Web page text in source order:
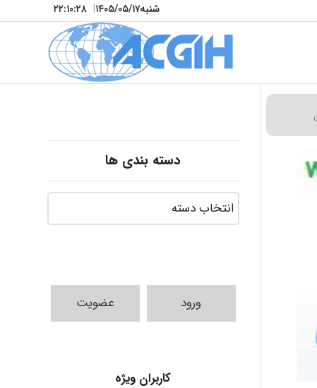
شنبه۱۴۰۵/۰۵/۱۷| ۲۲:۱۰:۲۹
دسته بندی ها
ورود عضویت
کاربران ویژه